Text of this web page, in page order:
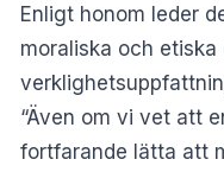
Enligt honom leder
moraliska och
“Även om vi vet att
fortfarande lätta att